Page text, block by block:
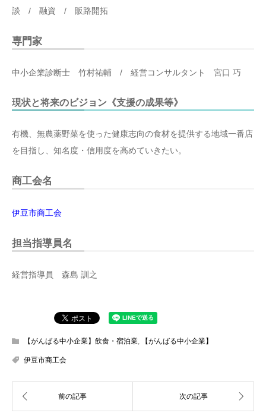
談 / 融資 / 販路開拓
専門家
中小企業診断士 竹村祐輔 / 経営コンサルタント 宮口 巧
現状と将来のビジョン《支援の成果等》
有機、無農薬野菜を使った健康志向の食材を提供する地域一番店
を目指し、知名度・信用度を高めていきたい。
商工会名
伊豆市商工会
担当指導員名
経営指導員 森島 訓之
【がんばる中小企業】飲食・宿泊業, 【がんばる中小企業】
伊豆市商工会